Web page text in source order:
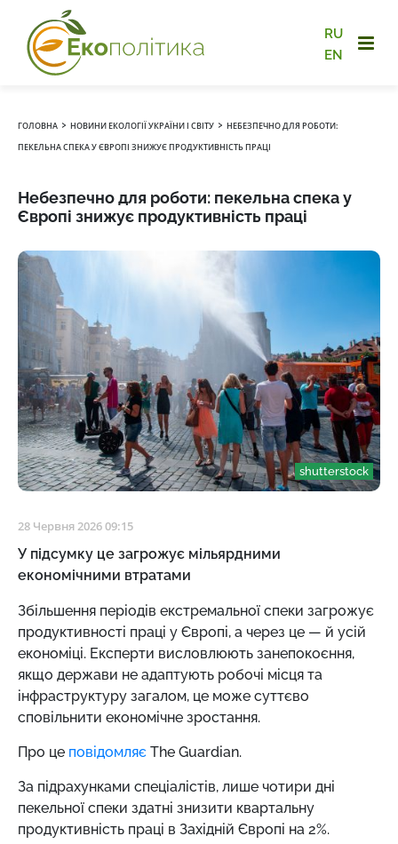
RU
EN
ГОЛОВНА › НОВИНИ ЕКОЛОГІЇ УКРАЇНИ І СВІТУ › НЕБЕЗПЕЧНО ДЛЯ РОБОТИ:
ПЕКЕЛЬНА СПЕКА У ЄВРОПІ ЗНИЖУЄ ПРОДУКТИВНІСТЬ ПРАЦІ
Небезпечно для роботи: пекельна спека у
Європі знижує продуктивність праці
shutterstock
28 Червня 2026 09:15
У підсумку це загрожує мільярдними
економічними втратами
Збільшення періодів екстремальної спеки загрожує
продуктивності праці у Європі, а через це — й усій
економіці. Експерти висловлюють занепокоєння,
якщо держави не адаптують робочі місця та
інфраструктуру загалом, це може суттєво
сповільнити економічне зростання.
Про це повідомляє The Guardian.
За підрахунками спеціалістів, лише чотири дні
пекельної спеки здатні знизити квартальну
продуктивність праці в Західній Європі на 2%.